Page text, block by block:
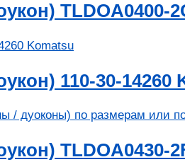
TLDOA0400-
110-30-14260
TLDOA0430-